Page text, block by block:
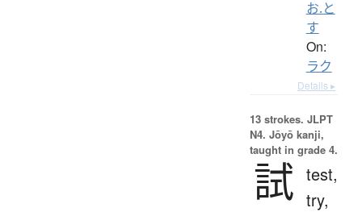
お.と
す
On:
ラク
Details ▸
13 strokes. JLPT
N4. Jōyō kanji,
taught in grade 4.
試 test,
try,